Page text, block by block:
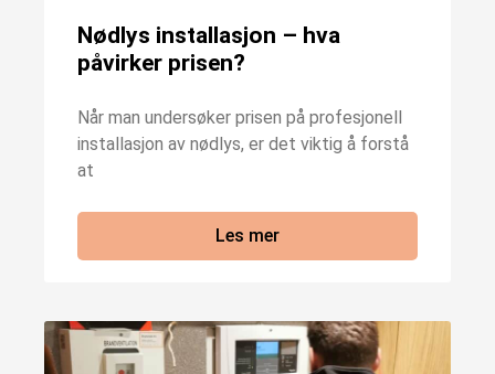
Nødlys installasjon – hva
påvirker prisen?
Når man undersøker prisen på profesjonell
installasjon av nødlys, er det viktig å forstå
at
Les mer